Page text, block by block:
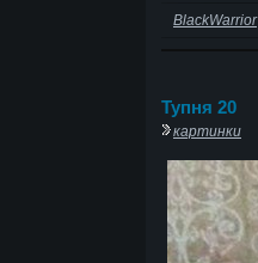
BlackWarrior
Тупня 20
картинки